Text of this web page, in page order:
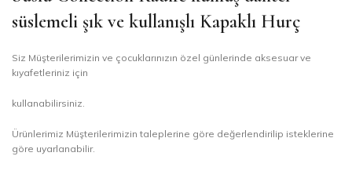
süslemeli şık ve kullanışlı Kapaklı Hurç
Siz Müşterilerimizin ve çocuklarınızın özel günlerinde aksesuar ve
kıyafetleriniz için
kullanabilirsiniz.
Ürünlerimiz Müşterilerimizin taleplerine göre değerlendirilip isteklerine
göre uyarlanabilir.